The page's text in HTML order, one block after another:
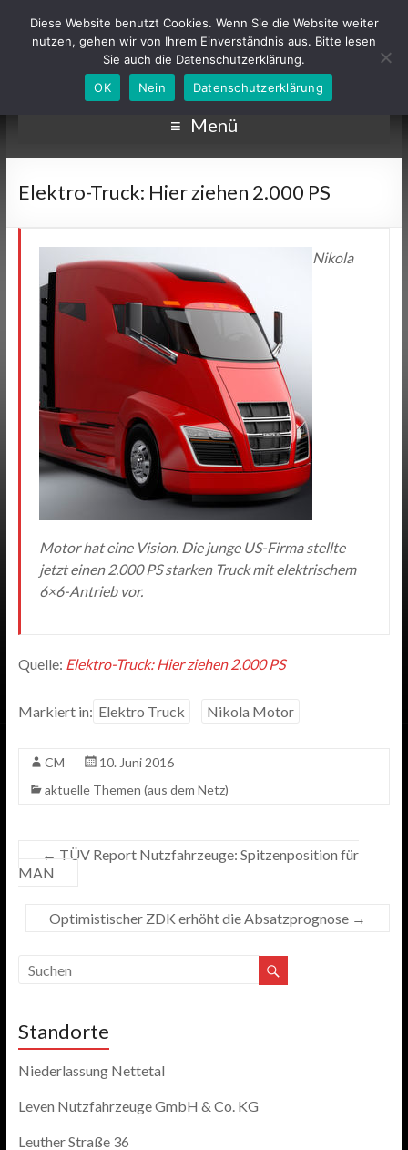
Menü
Elektro-Truck: Hier ziehen 2.000 PS
Nikola
Motor hat eine Vision. Die junge US-Firma stellte
jetzt einen 2.000 PS starken Truck mit elektrischem
6×6-Antrieb vor.
Quelle: Elektro-Truck: Hier ziehen 2.000 PS
Markiert in: Elektro Truck Nikola Motor
CM
10. Juni 2016
aktuelle Themen (aus dem Netz)
← TÜV Report Nutzfahrzeuge: Spitzenposition für
MAN
Optimistischer ZDK erhöht die Absatzprognose →
Standorte
Niederlassung Nettetal
Leven Nutzfahrzeuge GmbH & Co. KG
Leuther Straße 36
Diese Website benutzt Cookies. Wenn Sie die Website weiter
nutzen, gehen wir von Ihrem Einverständnis aus. Bitte lesen
Sie auch die Datenschutzerklärung.
OK
Nein Datenschutzerklärung